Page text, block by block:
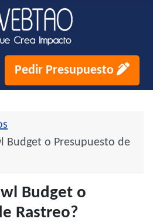
Pedir Presupuesto
Budget o Presupuesto de
Budget o
Rastreo?